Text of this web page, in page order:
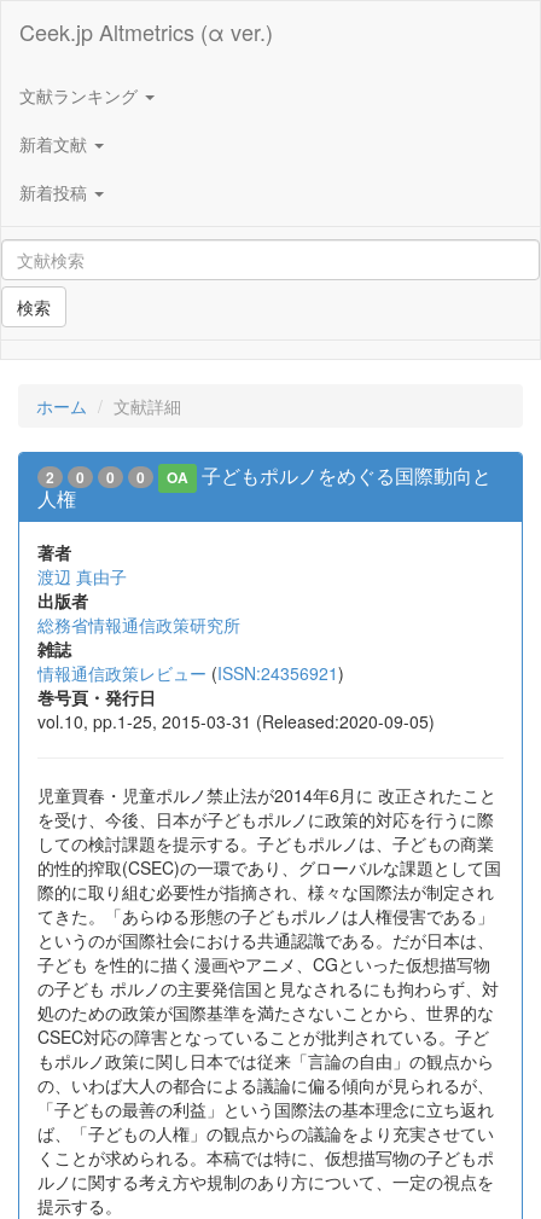
Ceek.jp Altmetrics (α ver.)
文献ランキング
新着文献
新着投稿
検索
ホーム 文献詳細
2 0 0 0 OA
子どもポルノをめぐる国際動向と
人権
著者
渡辺 真由子
出版者
総務省情報通信政策研究所
雑誌
情報通信政策レビュー (ISSN:24356921)
巻号頁・発行日
vol.10, pp.1-25, 2015-03-31 (Released:2020-09-05)
児童買春・児童ポルノ禁止法が2014年6月に 改正されたこと
を受け、今後、日本が子どもポルノに政策的対応を行うに際
しての検討課題を提示する。子どもポルノは、子どもの商業
的性的搾取(CSEC)の一環であり、グローバルな課題として国
際的に取り組む必要性が指摘され、様々な国際法が制定され
てきた。「あらゆる形態の子どもポルノは人権侵害である」
というのが国際社会における共通認識である。だが日本は、
子ども を性的に描く漫画やアニメ、CGといった仮想描写物
の子ども ポルノの主要発信国と見なされるにも拘わらず、対
処のための政策が国際基準を満たさないことから、世界的な
CSEC対応の障害となっていることが批判されている。子ど
もポルノ政策に関し日本では従来「言論の自由」の観点から
の、いわば大人の都合による議論に偏る傾向が見られるが、
「子どもの最善の利益」という国際法の基本理念に立ち返れ
ば、「子どもの人権」の観点からの議論をより充実させてい
くことが求められる。本稿では特に、仮想描写物の子どもポ
ルノに関する考え方や規制のあり方について、一定の視点を
提示する。